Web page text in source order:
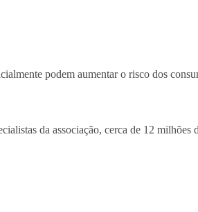
podem aumentar o risco dos
da associação, cerca de 12 milhões